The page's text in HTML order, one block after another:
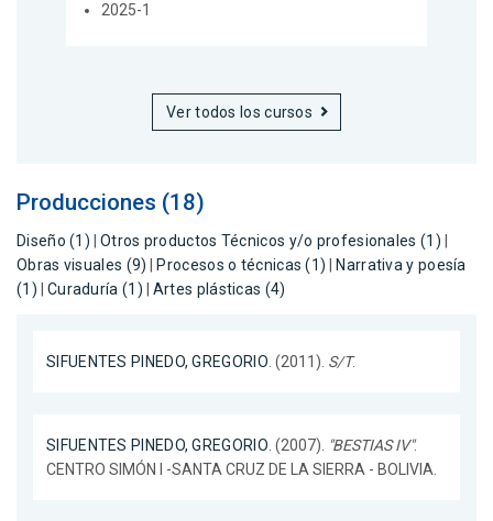
2025-1
Ver todos los cursos
Producciones (18)
Diseño (1) Otros productos Técnicos y/o profesionales (1)
Obras visuales (9)
Procesos o técnicas (1)
Narrativa y poesía
(1)
Curaduría (1) Artes plásticas (4)
SIFUENTES PINEDO, GREGORIO. (2011). S/T.
SIFUENTES PINEDO, GREGORIO. (2007). "BESTIAS IV".
CENTRO SIMÓN I -SANTA CRUZ DE LA SIERRA - BOLIVIA.